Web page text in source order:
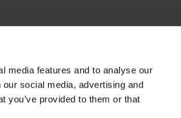
media features and to analyse our
social media, advertising and
you’ve provided to them or that